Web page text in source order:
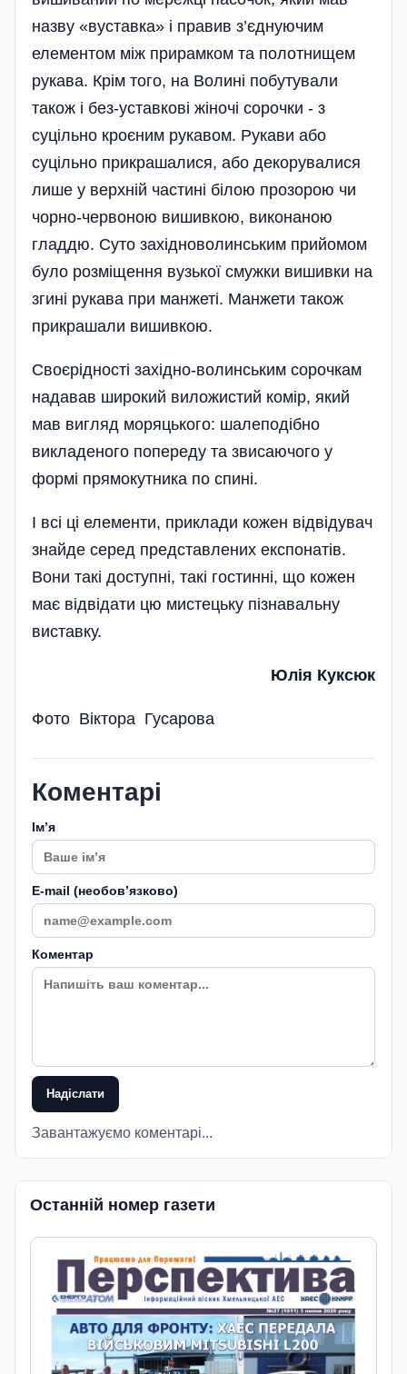
назву «вуставка» і правив з’єднуючим
елементом між прирамком та полотнищем
рукава. Крім того, на Волині побутували
також і без-уставкові жіночі сорочки - з
суцільно кроєним рукавом. Ру­кави або
суцільно прикрашалися, або декорувалися
лише у верхній частині­ білою прозорою чи
чорно-червоно­ю вишивкою, виконаною
гладдю­. Суто західноволинським прийомом
було розміщення вузької смужки вишивки на
згині рукава при манжеті. Манжети також
прикрашали вишивкою.
Своєрідності західно-волин­ським сорочкам
надавав широкий виложистий комір, який
мав вигляд моряцького: шалеподібно
викладеного попереду та звисаючого у
формі прямокутника по спині.
І всі ці елементи, приклади кожен відвідувач
знайде серед представлених експонатів.
Вони такі доступні, такі гостинні, що кожен
має відвідати цю мистецьку пізнавальну
виставку.
Юлія Куксюк
Фото Віктора Гусарова
Коментарі
Імʼя
E-mail (необовʼязково)
Коментар
Надіслати
Завантажуємо коментарі...
Останній номер газети